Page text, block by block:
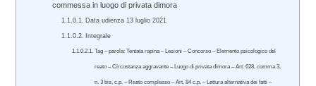
commessa in luogo di privata dimora
Data udienza 13 luglio 2021
Integrale
Tag – parola: Tentata rapina – Lesioni – Concorso – Elemento psicologico del
reato – Circostanza aggravante – Luogo di privata dimora – Art. 628, comma 3,
n. 3 bis, c.p. – Reato complesso – Art. 84 c.p. – Lettura alternativa dei fatti –